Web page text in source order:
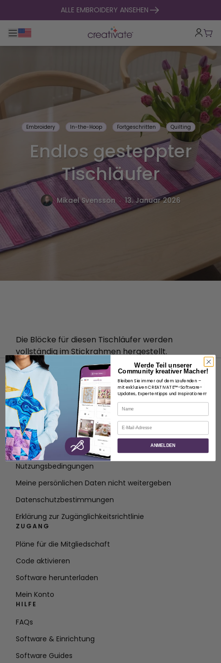
zum Inhalt springenALLE EMBROIDERY ANSEHEN
Hauptnavigation umklappen
Embroidery In-the-Hoop Fortgeschritten Quilting
Endlos gesteppter
Tischläufer
Mikael Svensson . 13. Januar 2026
Die Blöcke für diesen Tischläufer werden
vollständig im Stickrahmen hergestellt.
ÜBER
Über SVP Worldwide
Kontakt
Nutzungsbedingungen
Meine persönlichen Daten nicht weitergeben
Datenschutzbestimmungen
Erklärung zur Zugänglichkeitsrichtlinie
ZUGANG
Pläne für die Mitgliedschaft
Code aktivieren
Software herunterladen
Mein Konto
HILFE
FAQs
Software & Einrichtung
Software Guides
Werde Teil unserer
Community kreativer Macher!
Bleiben Sie immer auf dem Laufenden –
mit exklusiven CREATIVATE™-Software-
Updates, Expertentipps und Inspirationen!
Name
E-Mail
ANMELDEN